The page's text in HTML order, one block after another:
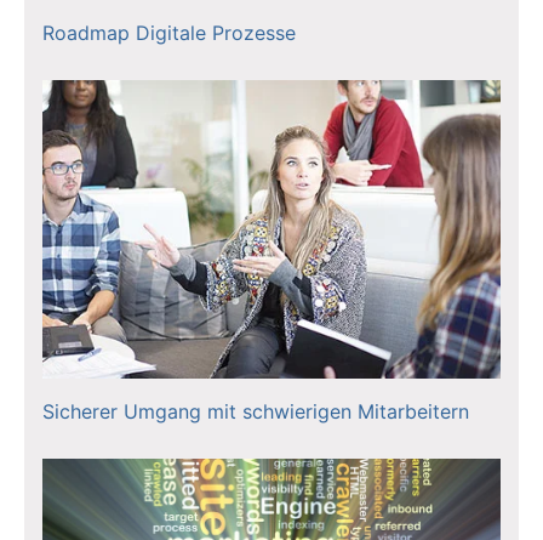
Roadmap Digitale Prozesse
Sicherer Umgang mit schwierigen Mitarbeitern